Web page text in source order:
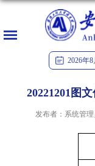
2026年8
20221201图
发布者：系统管理